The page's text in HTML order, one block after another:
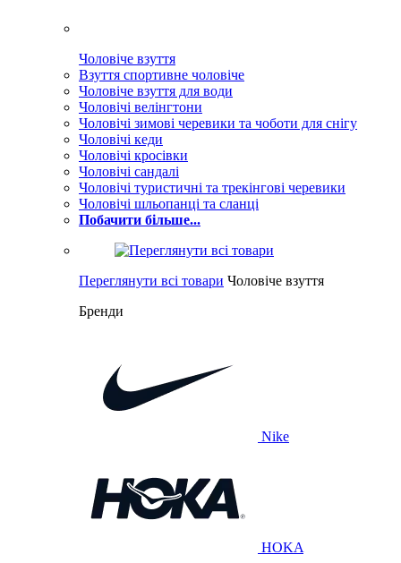
Чоловіче взуття
Взуття спортивне чоловіче
Чоловіче взуття для води
Чоловічі велінгтони
Чоловічі зимові черевики та чоботи для снігу
Чоловічі кеди
Чоловічі кросівки
Чоловічі сандалі
Чоловічі туристичні та трекінгові черевики
Чоловічі шльопанці та сланці
Побачити більше...
Переглянути всі товари Чоловіче взуття
Бренди
Nike
HOKA